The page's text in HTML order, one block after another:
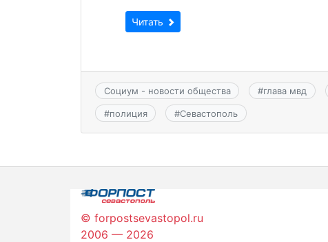
Читать
Социум - новости общества #глава мвд
#полиция #Севастополь
© forpostsevastopol.ru
2006 — 2026